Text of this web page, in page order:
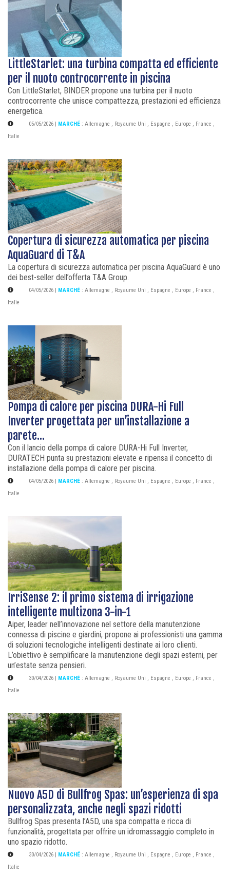
LittleStarlet: una turbina compatta ed efficiente
per il nuoto controcorrente in piscina
Con LittleStarlet, BINDER propone una turbina per il nuoto
controcorrente che unisce compattezza, prestazioni ed efficienza
energetica.
05/05/2026 MARCHÉ : Allemagne , Royaume Uni , Espagne , Europe , France ,
Italie
Copertura di sicurezza automatica per piscina
AquaGuard di T&A
La copertura di sicurezza automatica per piscina AquaGuard è uno
dei best-seller dell’offerta T&A Group.
04/05/2026 MARCHÉ : Allemagne , Royaume Uni , Espagne , Europe , France ,
Italie
Pompa di calore per piscina DURA-Hi Full
Inverter progettata per un’installazione a
parete...
Con il lancio della pompa di calore DURA-Hi Full Inverter,
DURATECH punta su prestazioni elevate e ripensa il concetto di
installazione della pompa di calore per piscina.
04/05/2026 MARCHÉ : Allemagne , Royaume Uni , Espagne , Europe , France ,
Italie
IrriSense 2: il primo sistema di irrigazione
intelligente multizona 3-in-1
Aiper, leader nell’innovazione nel settore della manutenzione
connessa di piscine e giardini, propone ai professionisti una gamma
di soluzioni tecnologiche intelligenti destinate ai loro clienti.
L’obiettivo è semplificare la manutenzione degli spazi esterni, per
un’estate senza pensieri.
30/04/2026 MARCHÉ : Allemagne , Royaume Uni , Espagne , Europe , France ,
Italie
Nuovo A5D di Bullfrog Spas: un’esperienza di spa
personalizzata, anche negli spazi ridotti
Bullfrog Spas presenta l’A5D, una spa compatta e ricca di
funzionalità, progettata per offrire un idromassaggio completo in
uno spazio ridotto.
30/04/2026 MARCHÉ : Allemagne , Royaume Uni , Espagne , Europe , France ,
Italie